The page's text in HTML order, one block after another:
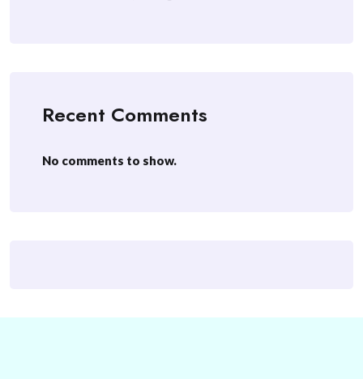
Recent Comments
No comments to show.